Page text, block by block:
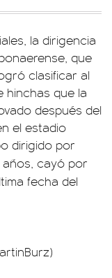
la dirigencia
que
clasificar al
hinchas que la
después del
el estadio
dirigido por
años, cayó por
fecha del